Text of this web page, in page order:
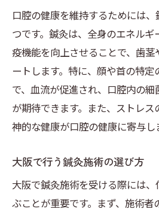
口腔の健康を維持するためには
つです。鍼灸は、全身のエネル
疫機能を向上させることで、歯
ートします。特に、顔や首の特
で、血流が促進され、口腔内の
が期待できます。また、ストレ
神的な健康が口腔の健康に寄与し
大阪で行う鍼灸施術の選び方
大阪で鍼灸施術を受ける際には
ぶことが重要です。まず、施術者